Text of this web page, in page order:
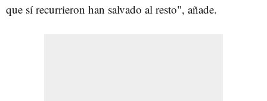
que sí recurrieron han salvado al resto", añade.